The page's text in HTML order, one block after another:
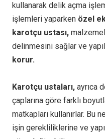
kullanarak delik açma
işlemleri yaparken özel
karotçu ustası,
delinmesini sağlar ve
korur.
Karotçu ustaları, ayrıca
çaplarına göre farklı
matkapları kullanırlar. Bu
işin gerekliliklerine ve